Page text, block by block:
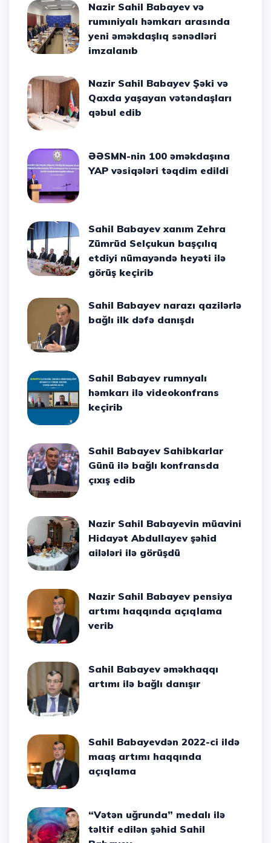
Nazir Sahil Babayev və
rumıniyalı həmkarı arasında
yeni əməkdaşlıq sənədləri
imzalanıb
Nazir Sahil Babayev Şəki və
Qaxda yaşayan vətəndaşları
qəbul edib
ƏƏSMN-nin 100 əməkdaşına
YAP vəsiqələri təqdim edildi
Sahil Babayev xanım Zehra
Zümrüd Selçukun başçılıq
etdiyi nümayəndə heyəti ilə
görüş keçirib
Sahil Babayev narazı qazilərlə
bağlı ilk dəfə danışdı
Sahil Babayev rumnyalı
həmkarı ilə videokonfrans
keçirib
Sahil Babayev Sahibkarlar
Günü ilə bağlı konfransda
çıxış edib
Nazir Sahil Babayevin müavini
Hidayət Abdullayev şəhid
ailələri ilə görüşdü
Nazir Sahil Babayev pensiya
artımı haqqında açıqlama
verib
Sahil Babayev əməkhaqqı
artımı ilə bağlı danışır
Sahil Babayevdən 2022-ci ildə
maaş artımı haqqında
açıqlama
“Vətən uğrunda” medalı ilə
təltif edilən şəhid Sahil